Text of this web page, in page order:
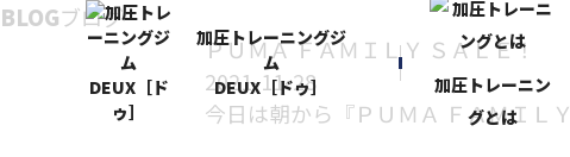
加圧トレーニングジ
ム
DEUX［ドゥ］
加圧トレーニン
グとは
BLOGブログ
ＰＵＭＡ ＦＡＭＩＬＹ ＳＡＬＥ！
2021-11-28
今日は朝から『ＰＵＭＡ ＦＡＭＩＬＹ